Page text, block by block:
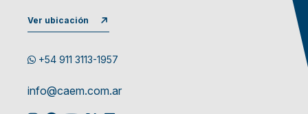
Ver ubicación
+54 911 3113-1957
info@caem.com.ar